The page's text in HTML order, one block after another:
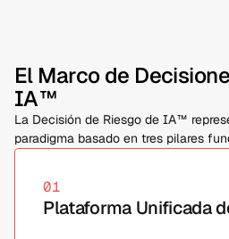
El Marco de
IA™
La Decisión de Riesgo de IA™
paradigma basado en tres pilares
01
Plataforma Unificada